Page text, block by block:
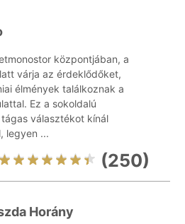
központjában, a
várja az érdeklődőket,
élmények találkoznak a
Ez a sokoldalú
választékot kínál
legyen ...
(250)
Horány